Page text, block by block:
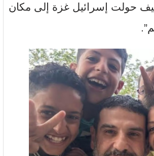
حولت إسرائيل غزة إلى مكان